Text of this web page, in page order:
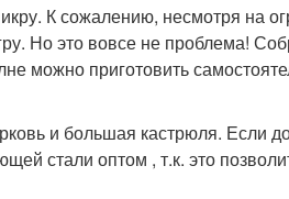
К сожалению, несмотря на
Но это вовсе не проблема!
можно приготовить
и большая кастрюля. Если
стали оптом , т.к. это